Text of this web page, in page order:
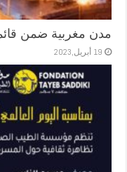
مدن مغربية ضمن قائمة
19 أبريل,2023